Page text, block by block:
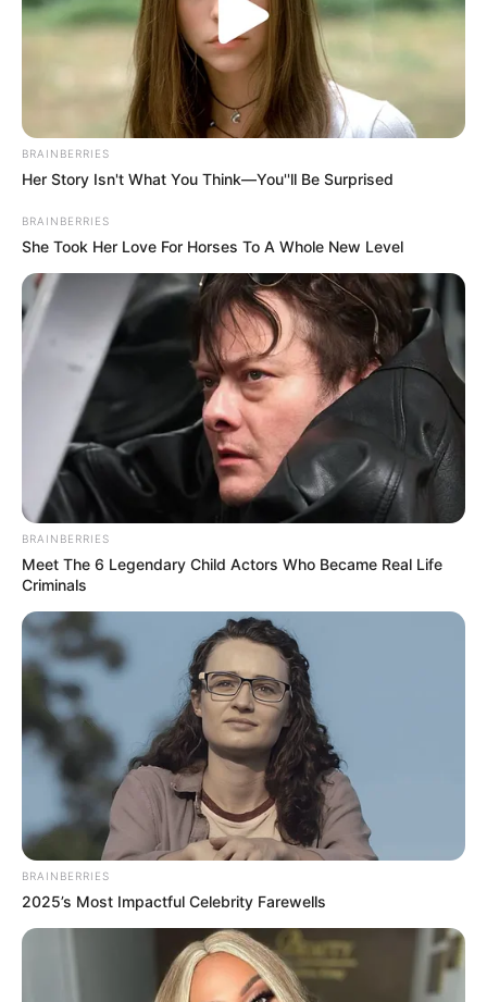
BRAINBERRIES
Her Story Isn't What You Think—You''ll Be Surprised
BRAINBERRIES
She Took Her Love For Horses To A Whole New Level
BRAINBERRIES
Meet The 6 Legendary Child Actors Who Became Real Life
Criminals
BRAINBERRIES
2025’s Most Impactful Celebrity Farewells